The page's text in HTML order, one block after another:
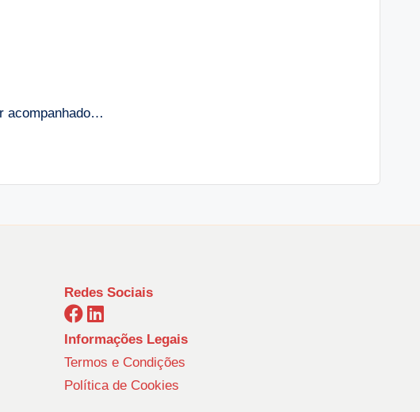
acompanhado…
Redes Sociais
Informações Legais
Termos e Condições
Política de Cookies